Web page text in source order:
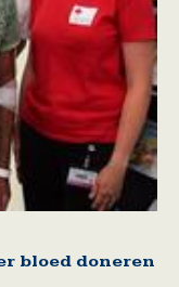
bloed doneren